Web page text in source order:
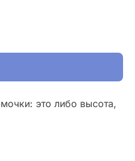
это либо высота,